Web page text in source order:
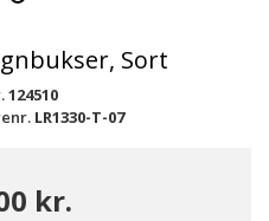
Sort
124510
LR1330-T-07
kr.